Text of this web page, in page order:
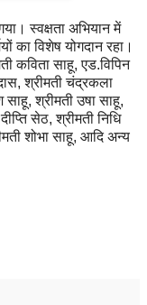
स्वक्षता अभियान में
का विशेष योगदान रहा।
कविता साहू, एड.विपिन
श्रीमती चंद्रकला
श्रीमती उषा साहू,
सेठ, श्रीमती निधि
शोभा साहू, आदि अन्य